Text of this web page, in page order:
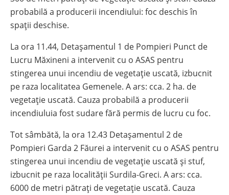
probabilă a producerii incendiului: foc deschis în
spații deschise.
La ora 11.44, Detașamentul 1 de Pompieri Punct de
Lucru Măxineni a intervenit cu o ASAS pentru
stingerea unui incendiu de vegetație uscată, izbucnit
pe raza localitatea Gemenele. A ars: cca. 2 ha. de
vegetație uscată. Cauza probabilă a producerii
incendiuluia fost sudare fără permis de lucru cu foc.
Tot sâmbătă, la ora 12.43 Detașamentul 2 de
Pompieri Garda 2 Făurei a intervenit cu o ASAS pentru
stingerea unui incendiu de vegetație uscată și stuf,
izbucnit pe raza localității Surdila-Greci. A ars: cca.
6000 de metri pătrați de vegetație uscată. Cauza